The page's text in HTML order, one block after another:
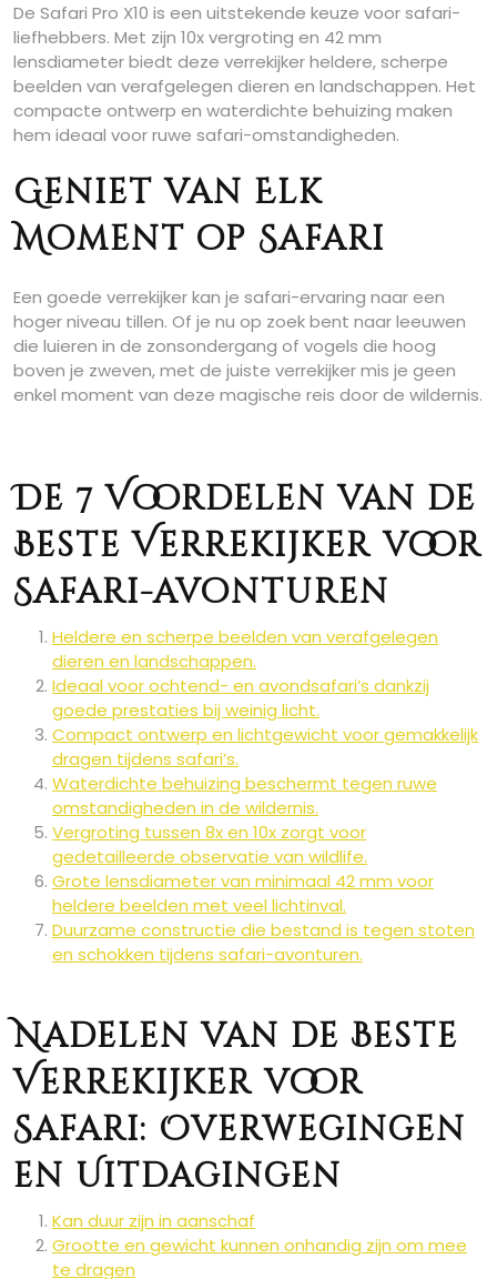
De Safari Pro X10 is een uitstekende keuze voor safari-
liefhebbers. Met zijn 10x vergroting en 42 mm
lensdiameter biedt deze verrekijker heldere, scherpe
beelden van verafgelegen dieren en landschappen. Het
compacte ontwerp en waterdichte behuizing maken
hem ideaal voor ruwe safari-omstandigheden.
Geniet van Elk
Moment op Safari
Een goede verrekijker kan je safari-ervaring naar een
hoger niveau tillen. Of je nu op zoek bent naar leeuwen
die luieren in de zonsondergang of vogels die hoog
boven je zweven, met de juiste verrekijker mis je geen
enkel moment van deze magische reis door de wildernis.
De 7 Voordelen van de
Beste Verrekijker voor
Safari-avonturen
Heldere en scherpe beelden van verafgelegen
dieren en landschappen.
Ideaal voor ochtend- en avondsafari’s dankzij
goede prestaties bij weinig licht.
Compact ontwerp en lichtgewicht voor gemakkelijk
dragen tijdens safari’s.
Waterdichte behuizing beschermt tegen ruwe
omstandigheden in de wildernis.
Vergroting tussen 8x en 10x zorgt voor
gedetailleerde observatie van wildlife.
Grote lensdiameter van minimaal 42 mm voor
heldere beelden met veel lichtinval.
Duurzame constructie die bestand is tegen stoten
en schokken tijdens safari-avonturen.
Nadelen van de Beste
Verrekijker voor
Safari: Overwegingen
en Uitdagingen
Kan duur zijn in aanschaf
Grootte en gewicht kunnen onhandig zijn om mee
te dragen